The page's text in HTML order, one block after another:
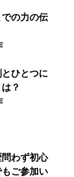
の力の伝
ひとつに
？
わず初心
ご参加い